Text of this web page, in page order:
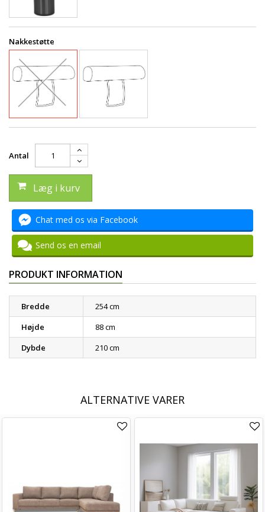
Nakkestøtte
Antal
Læg i kurv
Chat med os via Facebook
Send os en email
PRODUKT INFORMATION
Bredde
254 cm
Højde
88 cm
Dybde
210 cm
ALTERNATIVE VARER